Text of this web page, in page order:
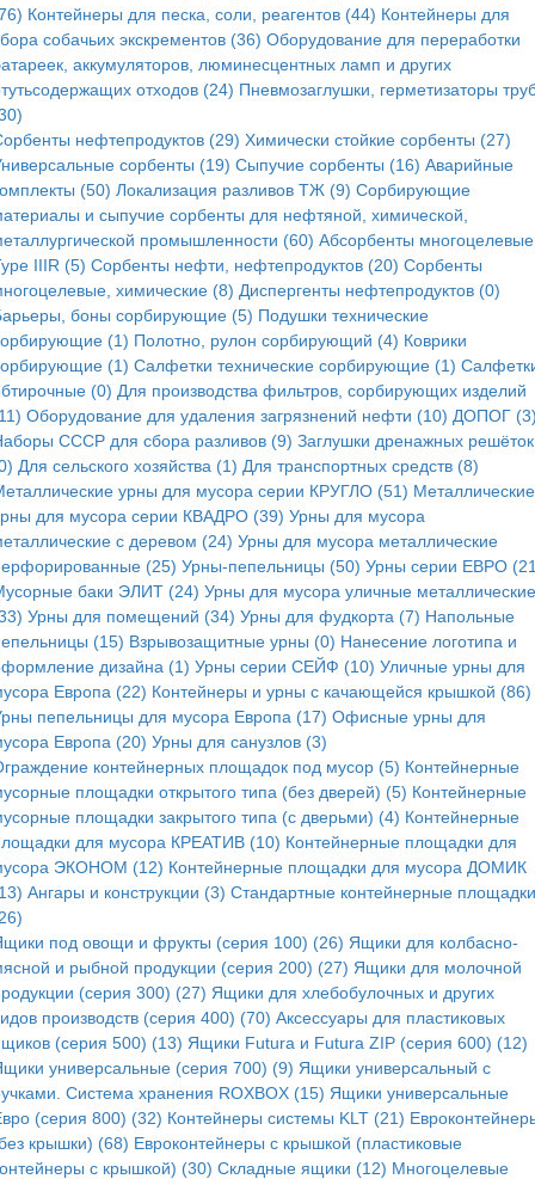
Контейнеры для песка, соли, реагентов (44) Контейнеры для
собачьих экскрементов (36) Оборудование для переработки
аккумуляторов, люминесцентных ламп и других
отходов (24) Пневмозаглушки, герметизаторы
нефтепродуктов (29) Химически стойкие сорбенты (27)
сорбенты (19) Сыпучие сорбенты (16) Аварийные
(50) Локализация разливов ТЖ (9) Сорбирующие
и сыпучие сорбенты для нефтяной, химической,
промышленности (60) Абсорбенты многоцелевые
IIIR (5) Cорбенты нефти, нефтепродуктов (20) Сорбенты
химические (8) Диспергенты нефтепродуктов (0)
боны сорбирующие (5) Подушки технические
(1) Полотно, рулон сорбирующий (4) Коврики
(1) Салфетки технические сорбирующие (1)
(0) Для производства фильтров, сорбирующих изделий
Оборудование для удаления загрязнений нефти (10) ДОПОГ
СССР для сбора разливов (9) Заглушки дренажных решёток
Для сельского хозяйства (1) Для транспортных средств (8)
урны для мусора серии КРУГЛО (51) Металлические
для мусора серии КВАДРО (39) Урны для мусора
с деревом (24) Урны для мусора металлические
(25) Урны-пепельницы (50) Урны серии ЕВРО
баки ЭЛИТ (24) Урны для мусора уличные металлические
Урны для помещений (34) Урны для фудкорта (7) Напольные
(15) Взрывозащитные урны (0) Нанесение логотипа и
дизайна (1) Урны серии СЕЙФ (10) Уличные урны для
Европа (22) Контейнеры и урны с качающейся крышкой (86)
пепельницы для мусора Европа (17) Офисные урны для
Европа (20) Урны для санузлов (3)
контейнерных площадок под мусор (5) Контейнерные
площадки открытого типа (без дверей) (5) Контейнерные
площадки закрытого типа (с дверьми) (4) Контейнерные
для мусора КРЕАТИВ (10) Контейнерные площадки для
ЭКОНОМ (12) Контейнерные площадки для мусора ДОМИК
Ангары и конструкции (3) Стандартные контейнерные площадки
под овощи и фрукты (серия 100) (26) Ящики для колбасно-
и рыбной продукции (серия 200) (27) Ящики для молочной
(серия 300) (27) Ящики для хлебобулочных и других
производств (серия 400) (70) Аксессуары для пластиковых
(серия 500) (13) Ящики Futura и Futura ZIP (серия 600) (12)
универсальные (серия 700) (9) Ящики универсальный с
Система хранения ROXBOX (15) Ящики универсальные
(серия 800) (32) Контейнеры системы KLT (21)
крышки) (68) Евроконтейнеры с крышкой (пластиковые
с крышкой) (30) Складные ящики (12) Многоцелевые